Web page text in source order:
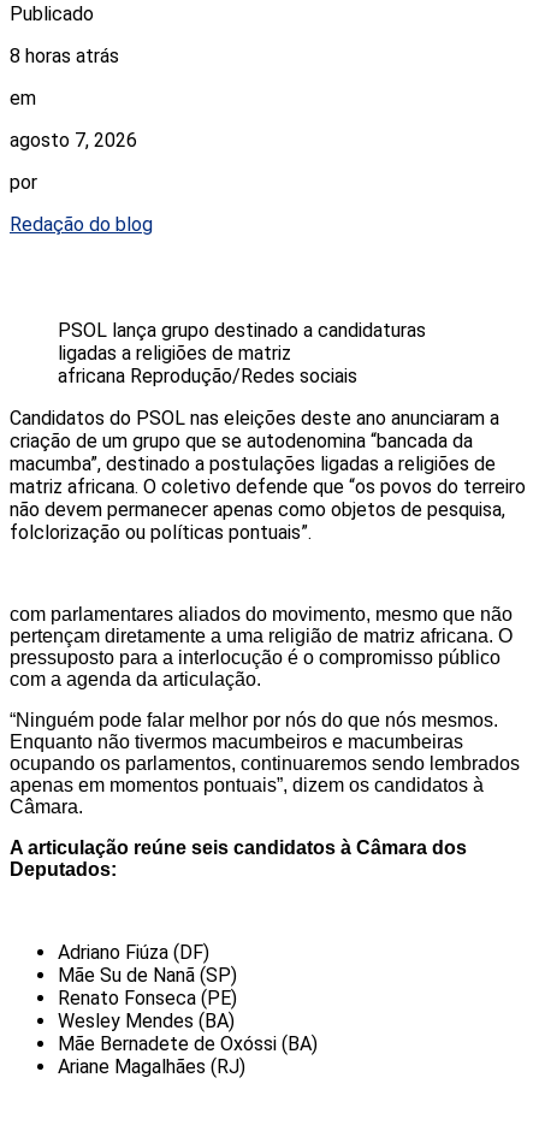
Publicado
8 horas atrás
em
agosto 7, 2026
por
Redação do blog
PSOL lança grupo destinado a candidaturas
ligadas a religiões de matriz
africana Reprodução/Redes sociais
Candidatos do PSOL nas eleições deste ano anunciaram a
criação de um grupo que se autodenomina “bancada da
macumba”, destinado a postulações ligadas a religiões de
matriz africana. O coletivo defende que “os povos do terreiro
não devem permanecer apenas como objetos de pesquisa,
folclorização ou políticas pontuais”.
com parlamentares aliados do movimento, mesmo que não
pertençam diretamente a uma religião de matriz africana. O
pressuposto para a interlocução é o compromisso público
com a agenda da articulação.
“Ninguém pode falar melhor por nós do que nós mesmos.
Enquanto não tivermos macumbeiros e macumbeiras
ocupando os parlamentos, continuaremos sendo lembrados
apenas em momentos pontuais”, dizem os candidatos à
Câmara.
A articulação reúne seis candidatos à Câmara dos
Deputados:
Adriano Fiúza (DF)
Mãe Su de Nanã (SP)
Renato Fonseca (PE)
Wesley Mendes (BA)
Mãe Bernadete de Oxóssi (BA)
Ariane Magalhães (RJ)